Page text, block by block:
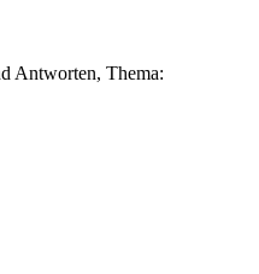
Antworten, Thema: